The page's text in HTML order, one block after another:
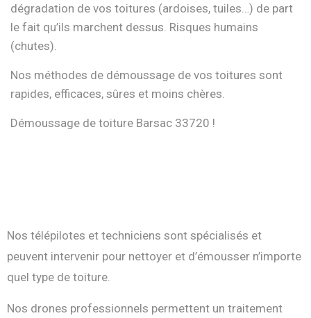
dégradation de vos toitures (ardoises, tuiles…) de part
le fait qu’ils marchent dessus. Risques humains
(chutes).
Nos méthodes de démoussage de vos toitures sont
rapides, efficaces, sûres et moins chères.
Démoussage de toiture Barsac 33720 !
Nos télépilotes et techniciens sont spécialisés et
peuvent intervenir pour nettoyer et d’émousser n’importe
quel type de toiture.
Nos drones professionnels permettent un traitement